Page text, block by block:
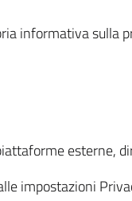
informativa sulla
esterne,
impostazioni